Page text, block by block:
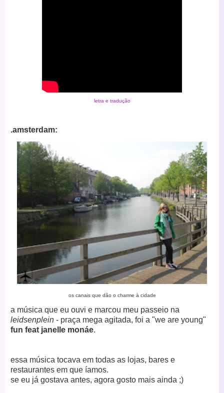
letra e tradução
.amsterdam:
os canais que dão o charme à cidade
a música que eu ouvi e marcou meu passeio na
leidsenplein - praça mega agitada, foi a "we are young"
fun feat janelle monáe.
essa música tocava em todas as lojas, bares e
restaurantes em que íamos.
se eu já gostava antes, agora gosto mais ainda ;)